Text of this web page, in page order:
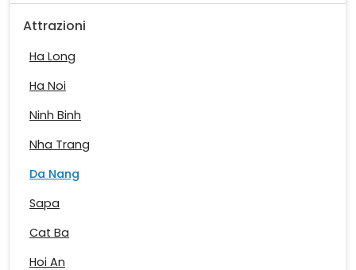
Attrazioni
Ha Long
Ha Noi
Ninh Binh
Nha Trang
Da Nang
Sapa
Cat Ba
Hoi An